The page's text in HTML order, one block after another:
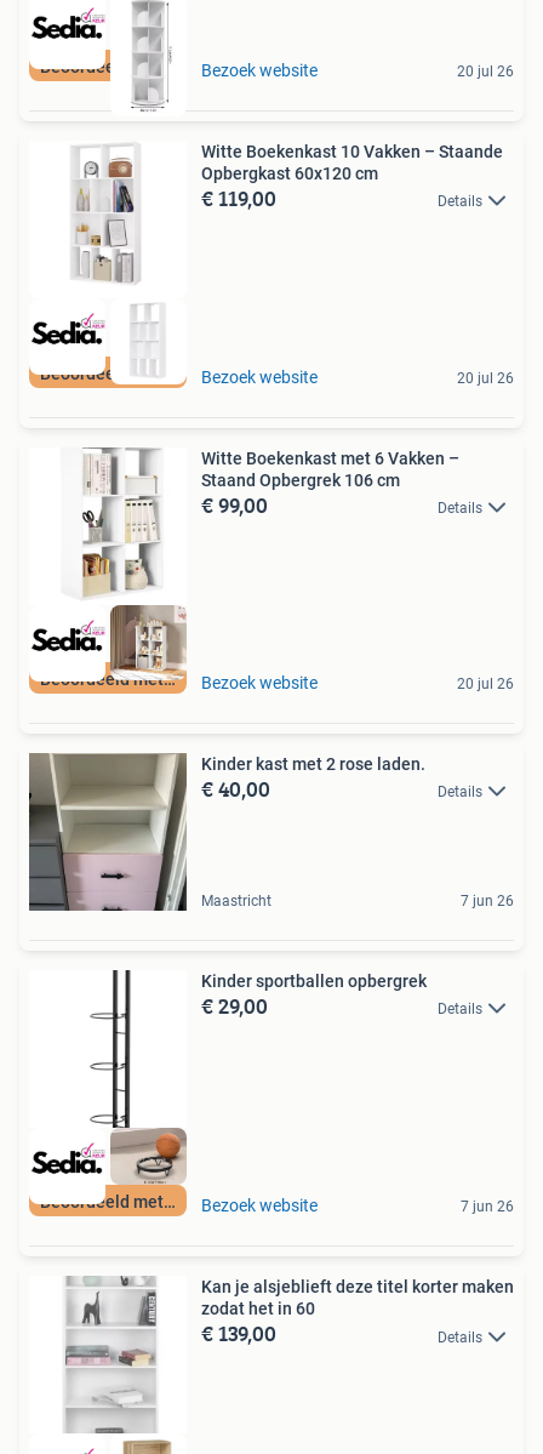
Beoordeeld met 9+ Bezoek website 20 jul 26
Witte Boekenkast 10 Vakken – Staande
Opbergkast 60x120 cm
€ 119,00 Details
Bezoek website 20 jul 26
Beoordeeld met 9+
Witte Boekenkast met 6 Vakken –
Staand Opbergrek 106 cm
€ 99,00 Details
Bezoek website 20 jul 26
Kinder kast met 2 rose laden.
€ 40,00 Details
Maastricht 7 jun 26
Beoordeeld met 9+
Kinder sportballen opbergrek
€ 29,00 Details
Bezoek website 7 jun 26
Kan je alsjeblieft deze titel korter maken
zodat het in 60
€ 139,00 Details